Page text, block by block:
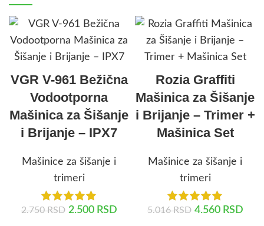
VGR V-961 Bežična
Vodootporna
Mašinica za Šišanje
i Brijanje – IPX7
Mašinice za šišanje i
trimeri
2.750RSD 2.500 RSD
Rozia Graffiti
Mašinica za Šišanje
i Brijanje – Trimer +
Mašinica Set
Mašinice za šišanje i
trimeri
5.016RSD 4.560 RSD